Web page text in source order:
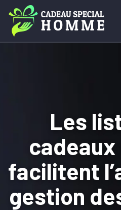
Les
cadeaux
facilitent
gestion